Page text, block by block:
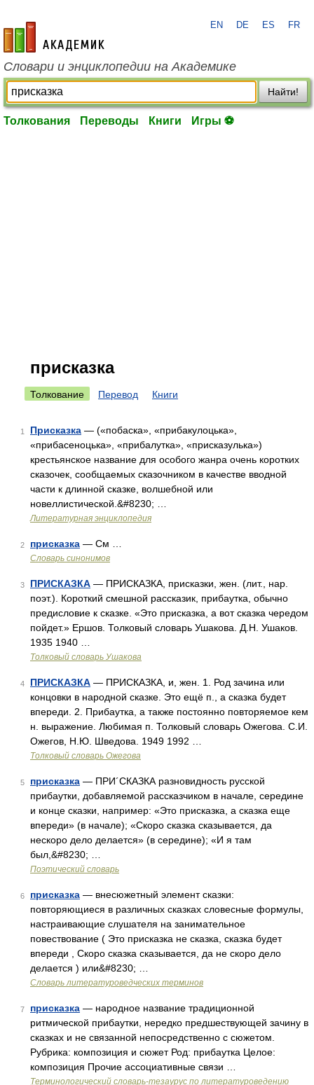
academic.ru
EN DE ES FR
Словари и энциклопедии на Академике
Найти!
Толкования Переводы Книги Игры ⚽
присказка
Толкование Перевод Книги
1 Присказка — («побаска», «прибакулоцька»,
«прибасеноцька», «прибалутка», «присказулька»)
крестьянское название для особого жанра очень коротких
сказочек, сообщаемых сказочником в качестве вводной
части к длинной сказке, волшебной или
новеллистической.&#8230; …
Литературная энциклопедия
2 присказка — См …
Словарь синонимов
3 ПРИСКАЗКА — ПРИСКАЗКА, присказки, жен. (лит., нар.
поэт.). Короткий смешной рассказик, прибаутка, обычно
предисловие к сказке. «Это присказка, а вот сказка чередом
пойдет.» Ершов. Толковый словарь Ушакова. Д.Н. Ушаков.
1935 1940 …
Толковый словарь Ушакова
4 ПРИСКАЗКА — ПРИСКАЗКА, и, жен. 1. Род зачина или
концовки в народной сказке. Это ещё п., а сказка будет
впереди. 2. Прибаутка, а также постоянно повторяемое кем
н. выражение. Любимая п. Толковый словарь Ожегова. С.И.
Ожегов, Н.Ю. Шведова. 1949 1992 …
Толковый словарь Ожегова
5 присказка — ПРИ´СКАЗКА разновидность русской
прибаутки, добавляемой рассказчиком в начале, середине
и конце сказки, например: «Это присказка, а сказка еще
впереди» (в начале); «Скоро сказка сказывается, да
нескоро дело делается» (в середине); «И я там
был,&#8230; …
Поэтический словарь
6 присказка — внесюжетный элемент сказки:
повторяющиеся в различных сказках словесные формулы,
настраивающие слушателя на занимательное
повествование ( Это присказка не сказка, сказка будет
впереди , Скоро сказка сказывается, да не скоро дело
делается ) или&#8230; …
Словарь литературоведческих терминов
7 присказка — народное название традиционной
ритмической прибаутки, нередко предшествующей зачину в
сказках и не связанной непосредственно с сюжетом.
Рубрика: композиция и сюжет Род: прибаутка Целое:
композиция Прочие ассоциативные связи …
Терминологический словарь-тезаурус по литературоведению